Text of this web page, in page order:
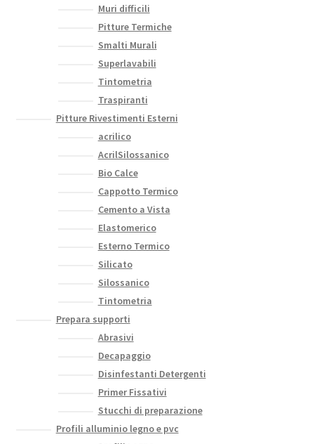
Muri difficili
Pitture Termiche
Smalti Murali
Superlavabili
Tintometria
Traspiranti
Pitture Rivestimenti Esterni
acrilico
AcrilSilossanico
Bio Calce
Cappotto Termico
Cemento a Vista
Elastomerico
Esterno Termico
Silicato
Silossanico
Tintometria
Prepara supporti
Abrasivi
Decapaggio
Disinfestanti Detergenti
Primer Fissativi
Stucchi di preparazione
Profili alluminio legno e pvc